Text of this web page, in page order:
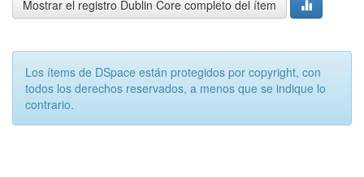
Mostrar el registro Dublin Core completo del ítem
Los ítems de DSpace están protegidos por copyright, con
todos los derechos reservados, a menos que se indique lo
contrario.